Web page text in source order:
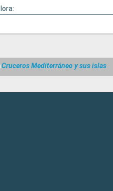
Cruceros Mediterráneo y sus islas